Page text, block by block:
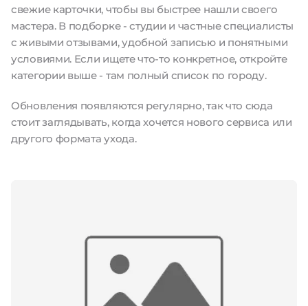
свежие карточки, чтобы вы быстрее нашли своего
мастера. В подборке - студии и частные специалисты
с живыми отзывами, удобной записью и понятными
условиями. Если ищете что-то конкретное, откройте
категории выше - там полный список по городу.
Обновления появляются регулярно, так что сюда
стоит заглядывать, когда хочется нового сервиса или
другого формата ухода.